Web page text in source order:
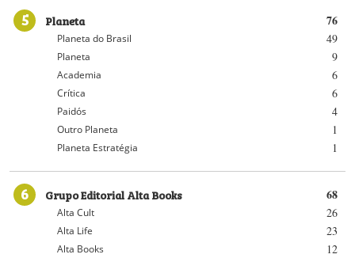
5 76
Planeta
49
Planeta do Brasil
9
Planeta
6
Academia
6
Crítica
4
Paidós
1
Outro Planeta
1
Planeta Estratégia
6 68
Grupo Editorial Alta Books
26
Alta Cult
23
Alta Life
12
Alta Books